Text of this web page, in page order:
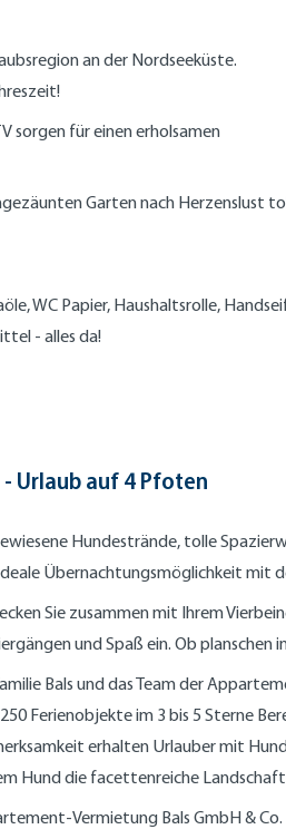
an der Nordseeküste.
sorgen für einen erholsamen
Garten nach Herzenslust
WC Papier, Haushaltsrolle,
- alles da!
- Urlaub auf 4 Pfoten
Hundestrände, tolle
Übernachtungsmöglichkeit mit
Sie zusammen mit Ihrem
und Spaß ein. Ob
Bals und das Team der
Ferienobjekte im 3 bis 5 Sterne
erhalten Urlauber mit
Hund die facettenreiche
Vermietung Bals GmbH &